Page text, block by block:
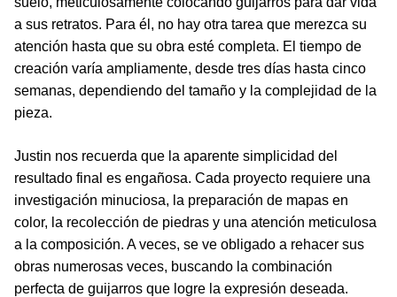
a sus retratos. Para él, no hay otra tarea que merezca su
atención hasta que su obra esté completa. El tiempo de
creación varía ampliamente, desde tres días hasta cinco
semanas, dependiendo del tamaño y la complejidad de la
pieza.
Justin nos recuerda que la aparente simplicidad del
resultado final es engañosa. Cada proyecto requiere una
investigación minuciosa, la preparación de mapas en
color, la recolección de piedras y una atención meticulosa
a la composición. A veces, se ve obligado a rehacer sus
obras numerosas veces, buscando la combinación
perfecta de guijarros que logre la expresión deseada.